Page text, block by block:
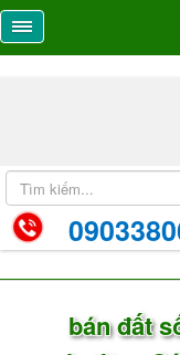
bán đất